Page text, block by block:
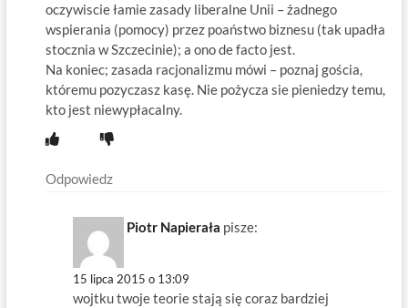
oczywiscie łamie zasady liberalne Unii – żadnego
wspierania (pomocy) przez poaństwo biznesu (tak upadła
stocznia w Szczecinie); a ono de facto jest.
Na koniec; zasada racjonalizmu mówi – poznaj gościa,
któremu pozyczasz kasę. Nie pożycza sie pieniedzy temu,
kto jest niewypłacalny.
Odpowiedz
Piotr Napierała pisze:
15 lipca 2015 o 13:09
wojtku twoje teorie stają się coraz bardziej